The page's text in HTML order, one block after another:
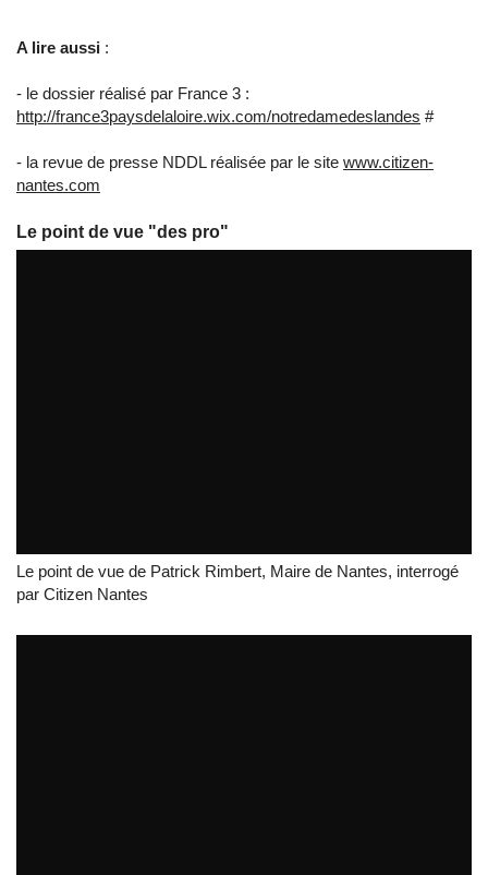
A lire aussi :
- le dossier réalisé par France 3 :
http://france3paysdelaloire.wix.com/notredamedeslandes #
- la revue de presse NDDL réalisée par le site www.citizen-
nantes.com
Le point de vue "des pro"
Le point de vue de Patrick Rimbert, Maire de Nantes, interrogé
par Citizen Nantes